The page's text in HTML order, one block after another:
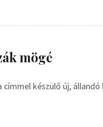
mögé
címmel készülő új,